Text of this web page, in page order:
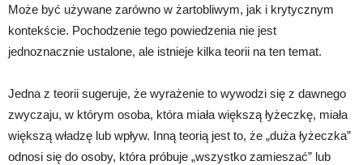
Może być używane zarówno w żartobliwym, jak i krytycznym
kontekście. Pochodzenie tego powiedzenia nie jest
jednoznacznie ustalone, ale istnieje kilka teorii na ten temat.
Jedna z teorii sugeruje, że wyrażenie to wywodzi się z dawnego
zwyczaju, w którym osoba, która miała większą łyżeczkę, miała
większą władzę lub wpływ. Inną teorią jest to, że „duża łyżeczka”
odnosi się do osoby, która próbuje „wszystko zamieszać” lub